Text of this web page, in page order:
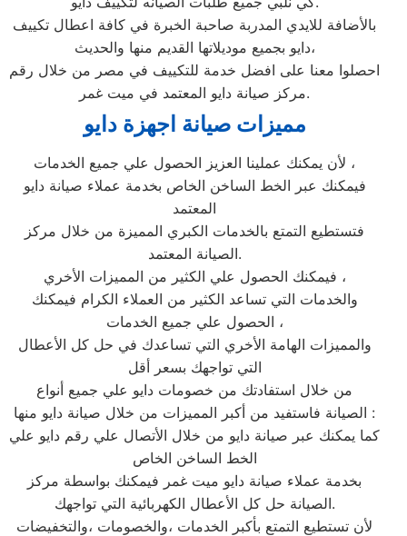
بالأضافة للايدي المدربة صاحبة الخبرة في كافة اعطال تكييف
دايو بجميع موديلاتها القديم منها والحديث،
احصلوا معنا على افضل خدمة للتكييف في مصر من خلال رقم
مركز صيانة دايو المعتمد في ميت غمر.
مميزات صيانة اجهزة دايو
لأن يمكنك عملينا العزيز الحصول علي جميع الخدمات ،
فيمكنك عبر الخط الساخن الخاص بخدمة عملاء صيانة دايو
المعتمد
فتستطيع التمتع بالخدمات الكبري المميزة من خلال مركز
الصيانة المعتمد.
فيمكنك الحصول علي الكثير من المميزات الأخري ،
والخدمات التي تساعد الكثير من العملاء الكرام فيمكنك
الحصول علي جميع الخدمات ،
والمميزات الهامة الأخري التي تساعدك في حل كل الأعطال
التي تواجهك بسعر أقل
من خلال استفادتك من خصومات دايو علي جميع أنواع
الصيانة فاستفيد من أكبر المميزات من خلال صيانة دايو منها :
كما يمكنك عبر صيانة دايو من خلال الأتصال علي رقم دايو علي
الخط الساخن الخاص
بخدمة عملاء صيانة دايو ميت غمر فيمكنك بواسطة مركز
الصيانة حل كل الأعطال الكهربائية التي تواجهك.
لأن تستطيع التمتع بأكبر الخدمات ،والخصومات ،والتخفيضات